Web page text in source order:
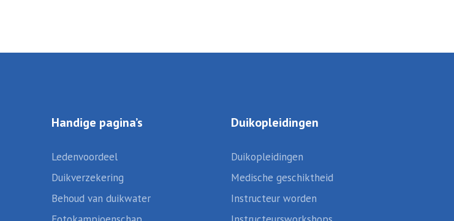
Handige pagina’s
Ledenvoordeel
Duikverzekering
Behoud van duikwater
Duikopleidingen
Duikopleidingen
Medische geschiktheid
Instructeur worden